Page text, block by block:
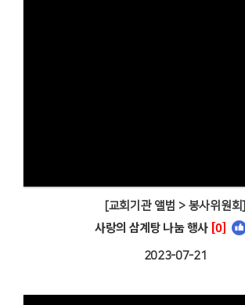
[교회기관 앨범 > 봉사위원회]
사랑의 삼계탕 나눔 행사 [0]
2023-07-21